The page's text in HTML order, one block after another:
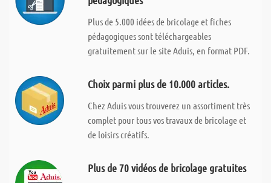
Plus de 5.000 idées de bricolage et fiches
pédagogiques sont téléchargeables
gratuitement sur le site Aduis, en format PDF.
Choix parmi plus de 10.000 articles.
Chez Aduis vous trouverez un assortiment très
complet pour tous vos travaux de bricolage et
de loisirs créatifs.
Plus de 70 vidéos de bricolage gratuites